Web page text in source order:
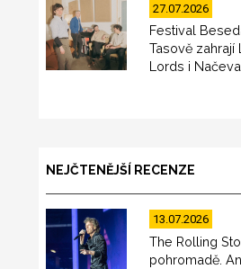
27.07.2026
Festival
Tasově zahrají
Lords i Načeva
NEJČTENĚJŠÍ RECENZE
13.07.2026
The Rolling
pohromadě.